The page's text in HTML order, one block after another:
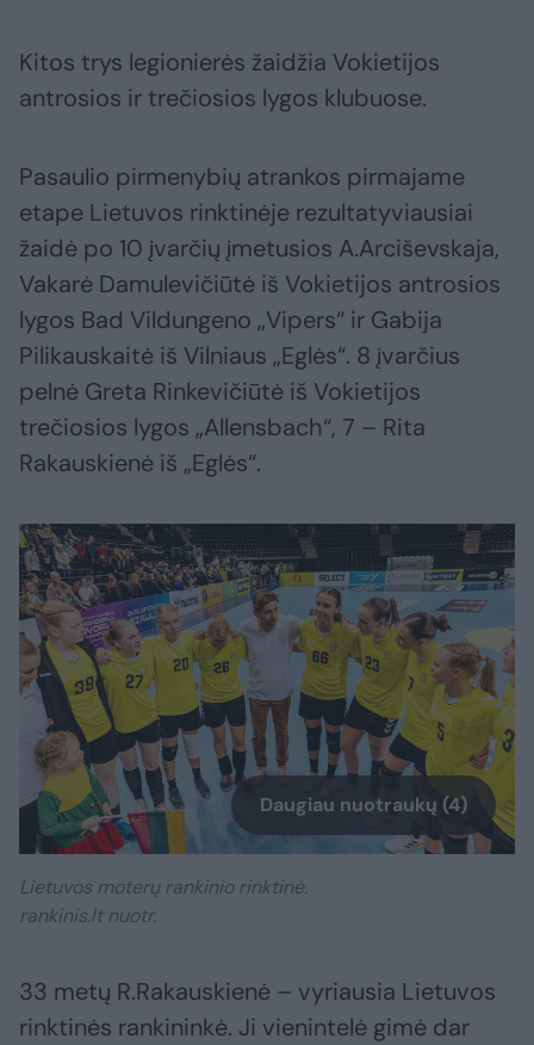
Kitos trys legionierės žaidžia Vokietijos
antrosios ir trečiosios lygos klubuose.
Pasaulio pirmenybių atrankos pirmajame
etape Lietuvos rinktinėje rezultatyviausiai
žaidė po 10 įvarčių įmetusios A.Arciševskaja,
Vakarė Damulevičiūtė iš Vokietijos antrosios
lygos Bad Vildungeno „Vipers“ ir Gabija
Pilikauskaitė iš Vilniaus „Eglės“. 8 įvarčius
pelnė Greta Rinkevičiūtė iš Vokietijos
trečiosios lygos „Allensbach“, 7 – Rita
Rakauskienė iš „Eglės“.
Daugiau nuotraukų (4)
Lietuvos moterų rankinio rinktinė.
rankinis.lt nuotr.
33 metų R.Rakauskienė – vyriausia Lietuvos
rinktinės rankininkė. Ji vienintelė gimė dar